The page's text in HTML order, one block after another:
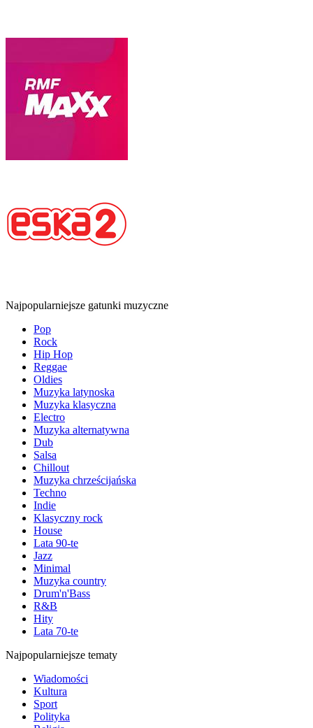
Najpopularniejsze gatunki muzyczne
Pop
Rock
Hip Hop
Reggae
Oldies
Muzyka latynoska
Muzyka klasyczna
Electro
Muzyka alternatywna
Dub
Salsa
Chillout
Muzyka chrześcijańska
Techno
Indie
Klasyczny rock
House
Lata 90-te
Jazz
Minimal
Muzyka country
Drum'n'Bass
R&B
Hity
Lata 70-te
Najpopularniejsze tematy
Wiadomości
Kultura
Sport
Polityka